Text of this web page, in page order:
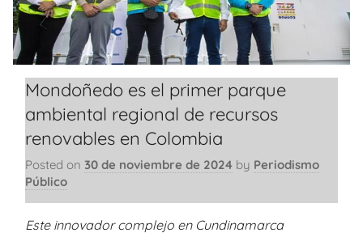
Mondoñedo es el primer parque
ambiental regional de recursos
renovables en Colombia
Posted on 30 de noviembre de 2024 by Periodismo
Público
Este innovador complejo en Cundinamarca